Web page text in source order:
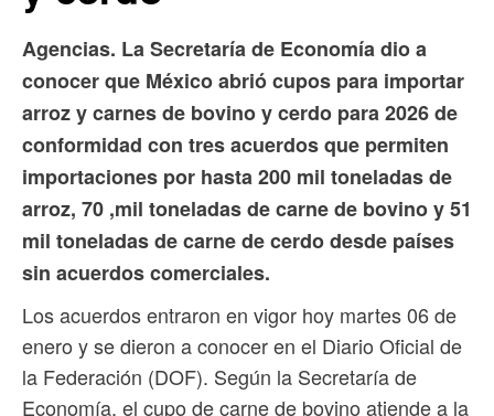
Agencias. La Secretaría de Economía dio a
conocer que México abrió cupos para importar
arroz y carnes de bovino y cerdo para 2026 de
conformidad con tres acuerdos que permiten
importaciones por hasta 200 mil toneladas de
arroz, 70 ,mil toneladas de carne de bovino y 51
mil toneladas de carne de cerdo desde países
sin acuerdos comerciales.
Los acuerdos entraron en vigor hoy martes 06 de
enero y se dieron a conocer en el Diario Oficial de
la Federación (DOF). Según la Secretaría de
Economía, el cupo de carne de bovino atiende a la